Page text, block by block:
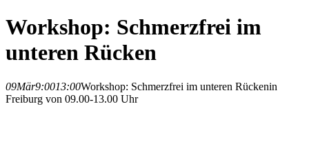
Workshop: Schmerzfrei im
unteren Rücken
09Mär9:0013:00Workshop: Schmerzfrei im unteren Rückenin
Freiburg von 09.00-13.00 Uhr